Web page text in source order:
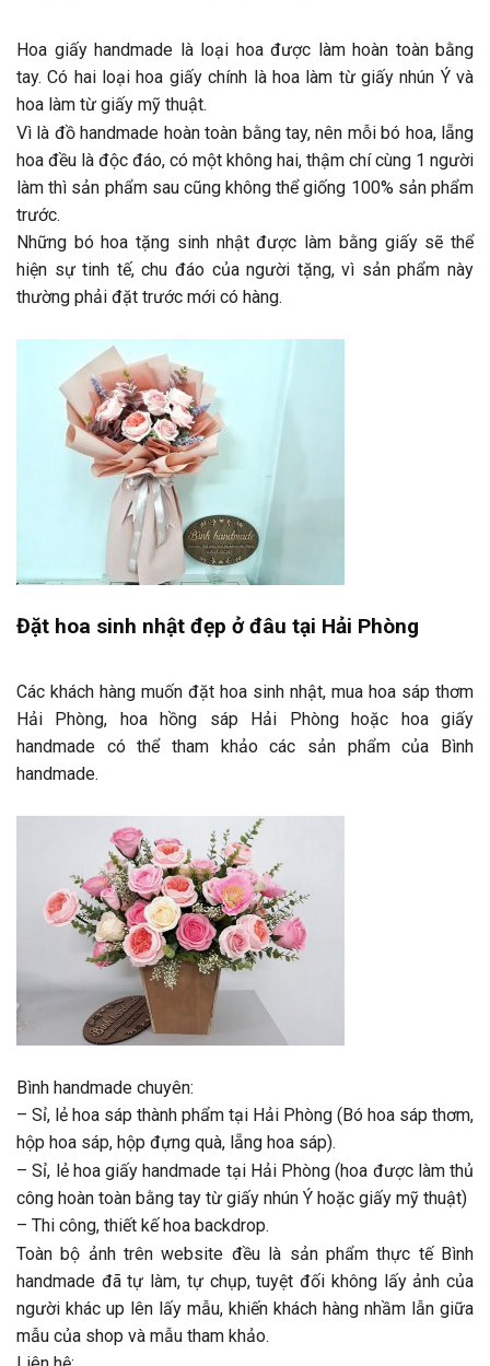
Hoa giấy handmade là loại hoa được làm hoàn toàn bằng
tay. Có hai loại hoa giấy chính là hoa làm từ giấy nhún Ý và
hoa làm từ giấy mỹ thuật.
Vì là đồ handmade hoàn toàn bằng tay, nên mỗi bó hoa, lẵng
hoa đều là độc đáo, có một không hai, thậm chí cùng 1 người
làm thì sản phẩm sau cũng không thể giống 100% sản phẩm
trước.
Những bó hoa tặng sinh nhật được làm bằng giấy sẽ thể
hiện sự tinh tế, chu đáo của người tặng, vì sản phẩm này
thường phải đặt trước mới có hàng.
Đặt hoa sinh nhật đẹp ở đâu tại Hải Phòng
Các khách hàng muốn đặt hoa sinh nhật, mua hoa sáp thơm
Hải Phòng, hoa hồng sáp Hải Phòng hoặc hoa giấy
handmade có thể tham khảo các sản phẩm của Bình
handmade.
Bình handmade chuyên:
– Sỉ, lẻ hoa sáp thành phẩm tại Hải Phòng (Bó hoa sáp thơm,
hộp hoa sáp, hộp đựng quà, lẵng hoa sáp).
– Sỉ, lẻ hoa giấy handmade tại Hải Phòng (hoa được làm thủ
công hoàn toàn bằng tay từ giấy nhún Ý hoặc giấy mỹ thuật)
– Thi công, thiết kế hoa backdrop.
Toàn bộ ảnh trên website đều là sản phẩm thực tế Bình
handmade đã tự làm, tự chụp, tuyệt đối không lấy ảnh của
người khác up lên lấy mẫu, khiến khách hàng nhầm lẫn giữa
mẫu của shop và mẫu tham khảo.